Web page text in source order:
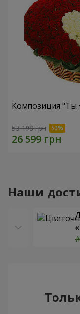
Композиция "Ты
53 198 грн
Наши